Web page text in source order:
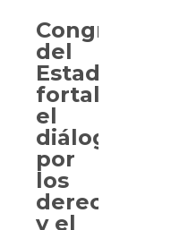
Congreso
del
Estado
fortalece
el
diálogo
por
los
derechos
y el